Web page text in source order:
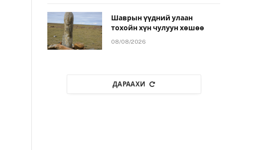
Шаврын үүдний улаан
тохойн хүн чулуун хөшөө
08/08/2026
ДАРААХИ